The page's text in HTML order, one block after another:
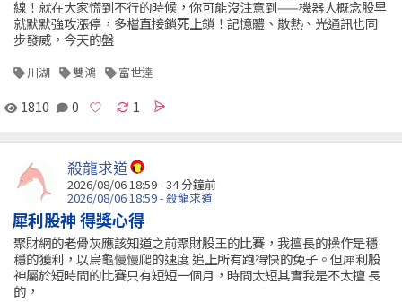
線！就在大家慌到不行的時候，你可能沒注意到——機器人概念股早
就默默強攻漲停，多檔直接鎖死上鎖！記憶體、散熱、光通訊也同
步發威，今天的盤
川湖 雙鴻 富世達
1810 0 1
殺龍求道
2026/08/06 18:59 -34 分鐘前
2026/08/06 18:59 - 殺龍求道
犀利股神 得獎心得
聚財網的老骨灰應該知道之前聚財股王的比賽，我擅長的操作是穩
穩的獲利，以烏龜慢慢爬的速度 追上所有跑得快的兔子。但犀利股
神屬於短時間的比賽只有短短一個月，時間太短其實我是不太擅 長
的，